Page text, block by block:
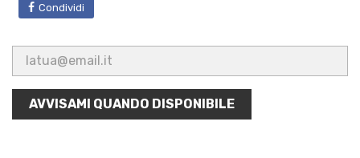
Condividi
AVVISAMI QUANDO DISPONIBILE